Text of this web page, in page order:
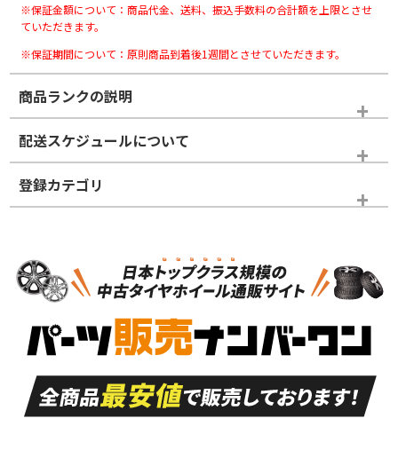
※保証金額について：商品代金、送料、振込手数料の合計額を上限とさせ
ていただきます。
※保証期間について：原則商品到着後1週間とさせていただきます。
商品ランクの説明
※商品ランクは出品者の主観により判断しておりますので、あら
かじめご了承ください。
ホイールランク
S
品）
S
新車外し品（新古
付き
A
走行距離も少なく、
目立つ傷もほとんど
ない中古品
A
走行距離も少なく、
非常に状態の良い中
古品
配送スケジュールについて
登録カテゴリ
スタッドレスタイヤホイールセット